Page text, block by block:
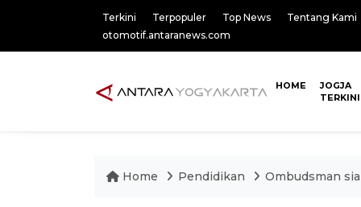
Terkini Terpopuler Top News
Tentang Kami
otomotif.antaranews.com
HOME
JOGJA
TERKINI
Home Pendidikan Ombudsman